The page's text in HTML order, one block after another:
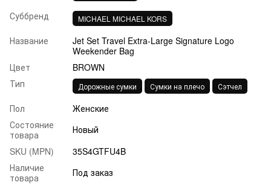
Суббренд MICHAEL MICHAEL KORS
Название
Jet Set Travel Extra-Large Signature Logo
Weekender Bag
Цвет
BROWN
Тип
Дорожные сумки Сумки на плечо Сэтчел
Пол
Женские
Состояние
товара
Новый
SKU (MPN)
35S4GTFU4B
Наличие
товара
Под заказ